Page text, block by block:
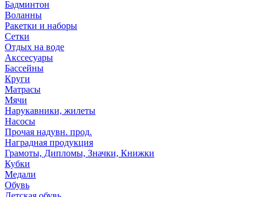
Бадминтон
Воланны
Ракетки и наборы
Сетки
Отдых на воде
Акссесуары
Бассейны
Круги
Матрасы
Мячи
Нарукавники, жилеты
Насосы
Прочая надувн. прод.
Наградная продукция
Грамоты, Дипломы, Значки, Книжки
Кубки
Медали
Обувь